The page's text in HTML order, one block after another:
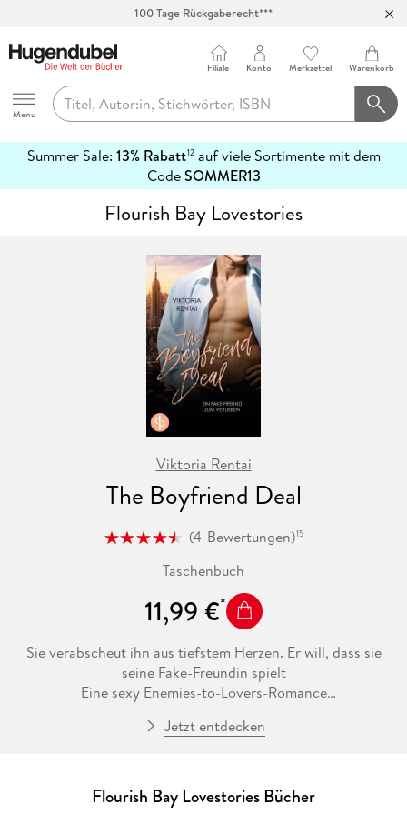
100 Tage Rückgaberecht***
Hugendubel
Menu
Filiale Konto Merkzettel Warenkorb
Summer Sale: 13% Rabatt12auf viele Sortimente mit dem
CodeSOMMER13
erfahren
Flourish Bay Lovestories
Viktoria Rentai
The Boyfriend Deal
(4 Bewertungen)15
Taschenbuch
11,99 €
Sie verabscheut ihn aus tiefstem Herzen. Er will, dass sie
seine Fake-Freundin spielt
Eine sexy Enemies-to-Lovers-Romance
um ihr erstes eigenes Café zu eröffnen, versinkt sie im
Highschool-Tagen auf und geht ihr auf die Nerven. Zu allem
Jetzt entdecken
Flourish Bay Lovestories Bücher